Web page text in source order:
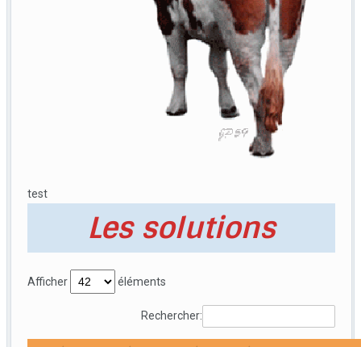
test
Les solutions
Afficher éléments
Rechercher: